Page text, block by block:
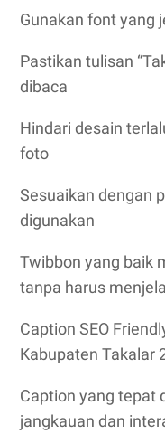
Gunakan font yang
Pastikan tulisan
dibaca
Hindari desain
foto
Sesuaikan dengan
digunakan
Twibbon yang baik
tanpa harus
Caption SEO
Kabupaten Takalar
Caption yang tepat
jangkauan dan